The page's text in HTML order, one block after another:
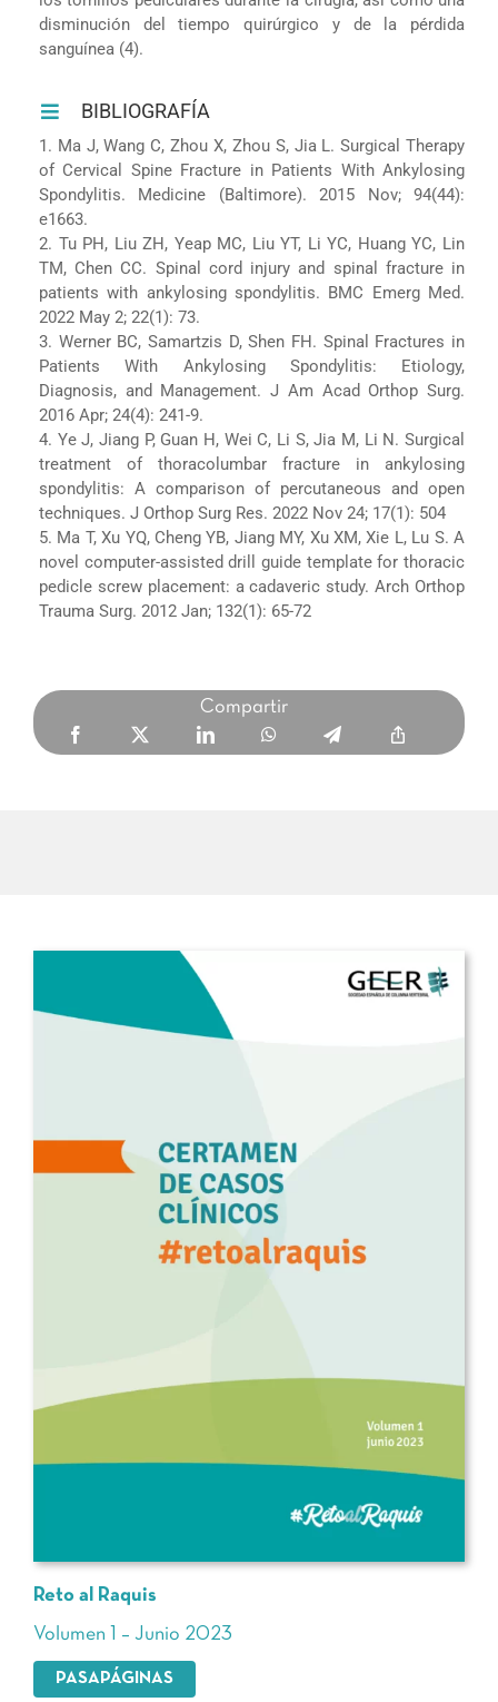
disminución del tiempo quirúrgico y de la pérdida
sanguínea (4).
BIBLIOGRAFÍA
1. Ma J, Wang C, Zhou X, Zhou S, Jia L. Surgical Therapy
of Cervical Spine Fracture in Patients With Ankylosing
Spondylitis. Medicine (Baltimore). 2015 Nov; 94(44):
e1663.
2. Tu PH, Liu ZH, Yeap MC, Liu YT, Li YC, Huang YC, Lin
TM, Chen CC. Spinal cord injury and spinal fracture in
patients with ankylosing spondylitis. BMC Emerg Med.
2022 May 2; 22(1): 73.
3. Werner BC, Samartzis D, Shen FH. Spinal Fractures in
Patients With Ankylosing Spondylitis: Etiology,
Diagnosis, and Management. J Am Acad Orthop Surg.
2016 Apr; 24(4): 241-9.
4. Ye J, Jiang P, Guan H, Wei C, Li S, Jia M, Li N. Surgical
treatment of thoracolumbar fracture in ankylosing
spondylitis: A comparison of percutaneous and open
techniques. J Orthop Surg Res. 2022 Nov 24; 17(1): 504
5. Ma T, Xu YQ, Cheng YB, Jiang MY, Xu XM, Xie L, Lu S. A
novel computer-assisted drill guide template for thoracic
pedicle screw placement: a cadaveric study. Arch Orthop
Trauma Surg. 2012 Jan; 132(1): 65-72
Compartir
Reto al Raquis
Volumen 1 – Junio 2023
PASAPÁGINAS